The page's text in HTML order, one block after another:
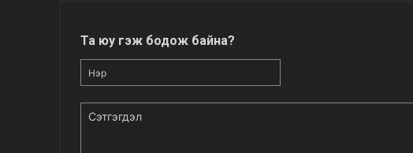
Та юу гэж бодож байна?